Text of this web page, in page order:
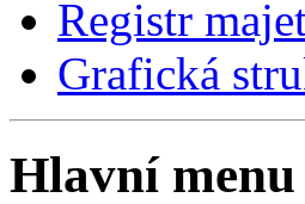
Registr
Grafická
Hlavní menu